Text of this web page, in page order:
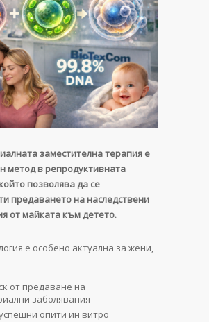
заместителна терапия е
метод в репродуктивната
позволява да се
предаването на наследствени
от майката към детето.
е особено актуална за жени,
от предаване на
заболявания
опити ин витро